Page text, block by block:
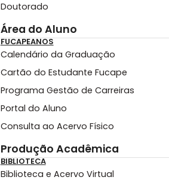
Doutorado
Área do Aluno
FUCAPEANOS
Calendário da Graduação
Cartão do Estudante Fucape
Programa Gestão de Carreiras
Portal do Aluno
Consulta ao Acervo Físico
Produção Acadêmica
BIBLIOTECA
Biblioteca e Acervo Virtual